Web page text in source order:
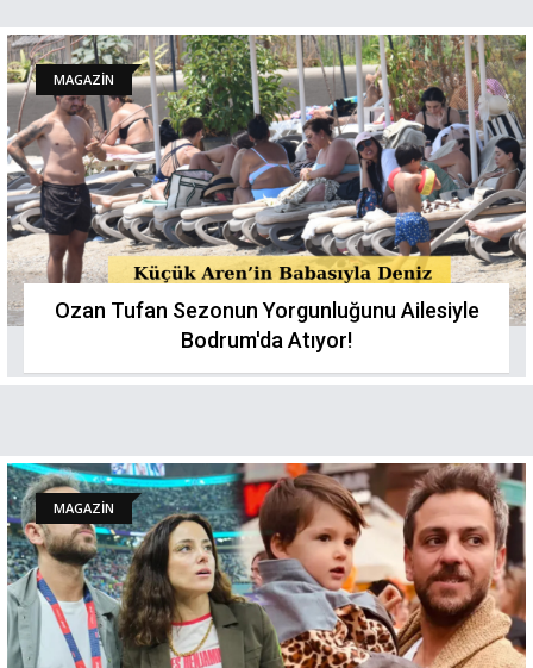
MAGAZİN
Ozan Tufan Sezonun Yorgunluğunu Ailesiyle
Bodrum'da Atıyor!
MAGAZİN